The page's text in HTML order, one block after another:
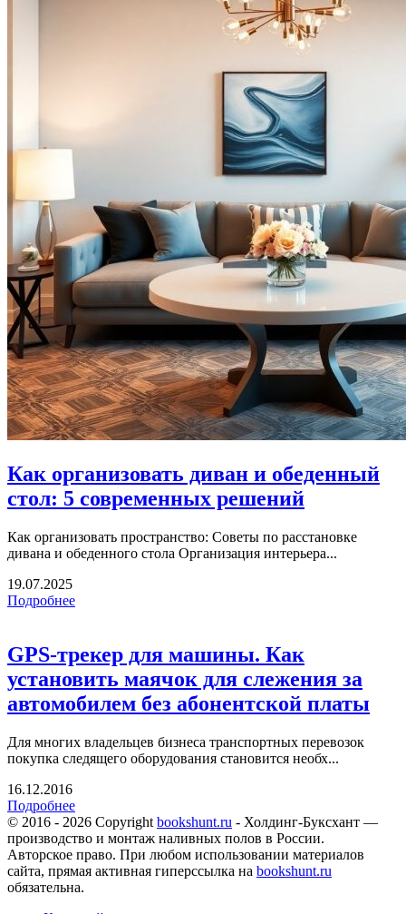
Как организовать диван и обеденный
стол: 5 современных решений
Как организовать пространство: Советы по расстановке
дивана и обеденного стола Организация интерьера...
19.07.2025
Подробнее
GPS-трекер для машины. Как
установить маячок для слежения за
автомобилем без абонентской платы
Для многих владельцев бизнеса транспортных перевозок
покупка следящего оборудования становится необх...
16.12.2016
Подробнее
© 2016 - 2026 Copyright bookshunt.ru - Холдинг-Буксхант —
производство и монтаж наливных полов в России.
Авторское право. При любом использовании материалов
сайта, прямая активная гиперссылка на bookshunt.ru
обязательна.